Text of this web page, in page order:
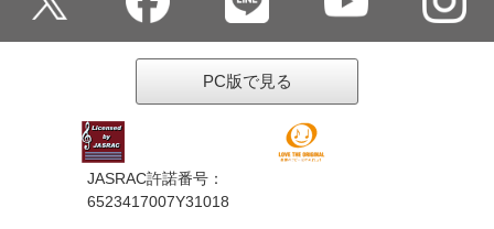
PC版で見る
JASRAC許諾番号：
6523417007Y31018